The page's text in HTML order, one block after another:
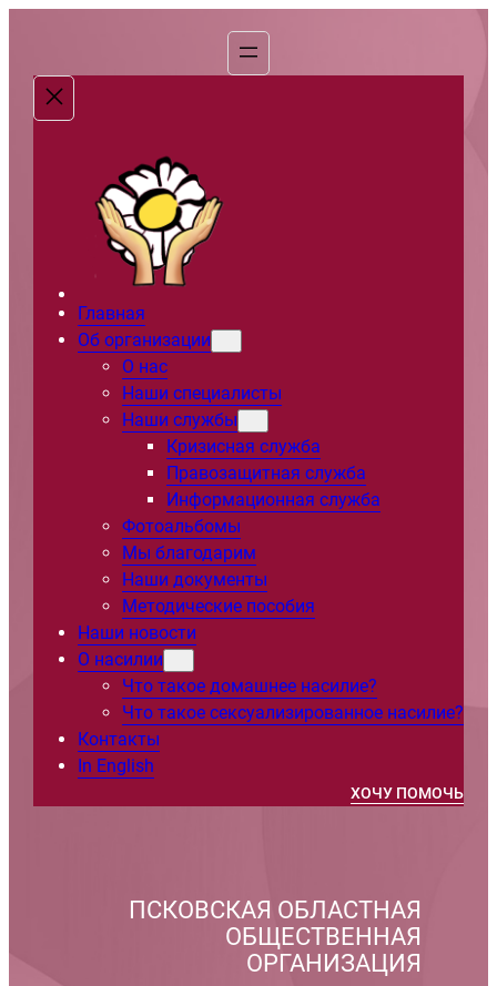
содержимому
Главная
Об организации
О нас
Наши специалисты
Наши службы
Кризисная служба
Правозащитная служба
Информационная служба
Фотоальбомы
Мы благодарим
Наши документы
Методические пособия
Наши новости
О насилии
Что такое домашнее насилие?
Что такое сексуализированное насилие?
Контакты
In English
ХОЧУ ПОМОЧЬ
ПСКОВСКАЯ ОБЛАСТНАЯ
ОБЩЕСТВЕННАЯ
ОРГАНИЗАЦИЯ